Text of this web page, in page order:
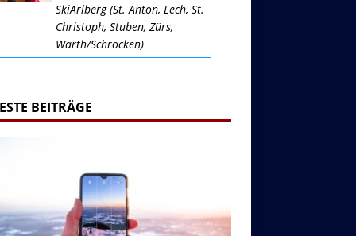
SkiArlberg (St. Anton, Lech, St.
Christoph, Stuben, Zürs,
Warth/Schröcken)
BEITRÄGE